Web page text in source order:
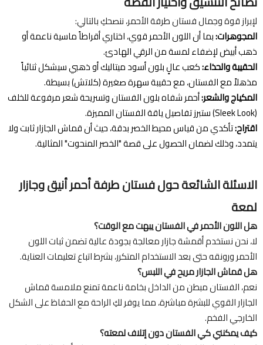
لإبراز قوة وجمال فستان طرفة الأحمر، ننصحكِ بالتالي:
المجوهرات:بما أن اللون الأحمر قوي، اختاري أقراطاً ماسية ناعمة أو
ذهب أبيض لإضفاء لمسة من الرقي الهادئ.
الحقيبة والحذاء:كعب عالٍ بلون أسود ميتاليك أو ذهبي سيشكل ثنائياً
مذهلاً مع الفستان، مع حقيبة سهرة صغيرة (كلاتش) بسيطة.
المكياج والشعر:أحمر شفاه بلون الفستان وتسريحة شعر مرفوعة للخلف
(Sleek Look) ستبرز تفاصيل ياقة الفستان المميزة.
اقتراح:تأكدي من قياس محيط الخصر بدقة، حيث أن قماش الجازار ثابت ولا
يتمدد، وذلك لضمان الحصول على قصة "الخصر المنحوت" المثالية.
الاسئلة الشائعة حول فستان طرفة أحمر أنيق وجازار
لمعة
هل اللون الأحمر في الفستان يبهت مع الوقت؟
لا، نحن نستخدم أقمشة جازار معالجة بجودة عالية تضمن ثبات اللون
الأحمر ورونقه حتى بعد الاستخدام المتكرر، بشرط اتباع تعليمات العناية.
هل قماش الجازار مريح في اللبس؟
نعم، الفستان مبطن من الداخل بخامة ناعمة تمنع ملامسة قماش
الجازار القوي للبشرة مباشرة، مما يوفر لكِ الراحة مع الحفاظ على الشكل
الخارجي الفخم.
كيف يمكنني كي الفستان دون إتلاف لمعته؟